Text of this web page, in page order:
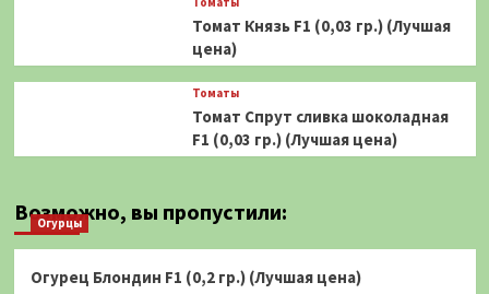
Томат Князь F1 (0,03 гр.) (Лучшая
цена)
Томаты
Томат Спрут сливка шоколадная
F1 (0,03 гр.) (Лучшая цена)
Возможно, вы пропустили:
Огурцы
Огурец Блондин F1 (0,2 гр.) (Лучшая цена)